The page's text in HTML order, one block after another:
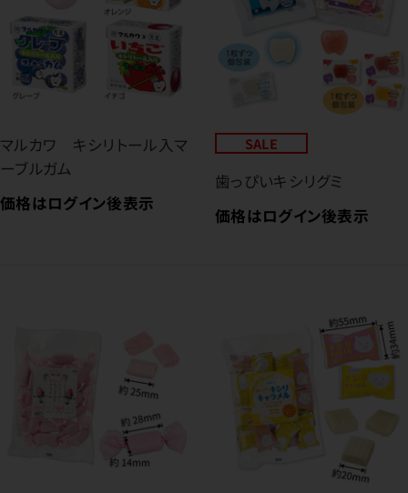
マルカワ キシリトール入マ
ーブルガム
価格はログイン後表示
SALE
歯っぴいキシリグミ
価格はログイン後表示